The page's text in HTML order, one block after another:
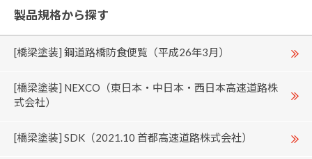
製品規格から探す
[橋梁塗装] 鋼道路橋防食便覧（平成26年3月）
[橋梁塗装] NEXCO（東日本・中日本・西日本高速道路株
式会社）
[橋梁塗装] SDK（2021.10 首都高速道路株式会社）